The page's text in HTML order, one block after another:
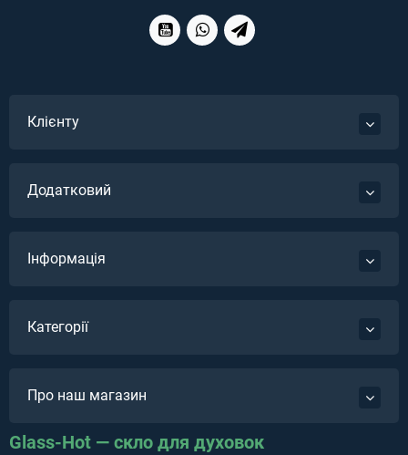
Клієнту
Додатковий
Інформація
Категорії
Про наш магазин
Glass-Hot — скло для духовок